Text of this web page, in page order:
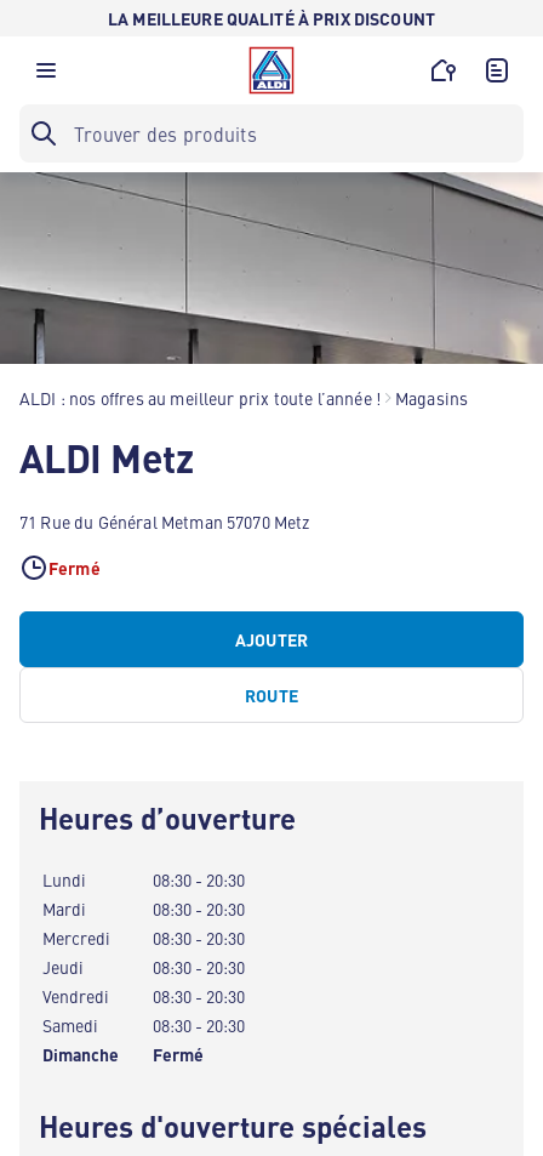
LA MEILLEURE QUALITÉ À PRIX DISCOUNT
ALDI : nos offres au meilleur prix toute l’année ! Magasins
ALDI Metz
71 Rue du Général Metman 57070 Metz
Fermé
AJOUTER
ROUTE
Heures d’ouverture
Lundi
08:30 - 20:30
Mardi
08:30 - 20:30
Mercredi
08:30 - 20:30
Jeudi
08:30 - 20:30
Vendredi
08:30 - 20:30
Samedi
08:30 - 20:30
Dimanche
Fermé
Heures d'ouverture spéciales